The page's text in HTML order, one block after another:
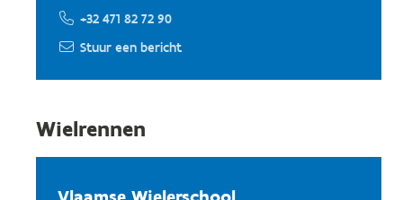
+32 471 82 72 90
Stuur een bericht
Wielrennen